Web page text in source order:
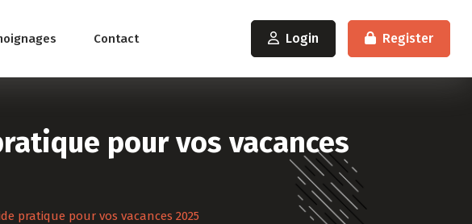
Contact Login Register
pour vos vacances
pratique pour vos vacances 2025